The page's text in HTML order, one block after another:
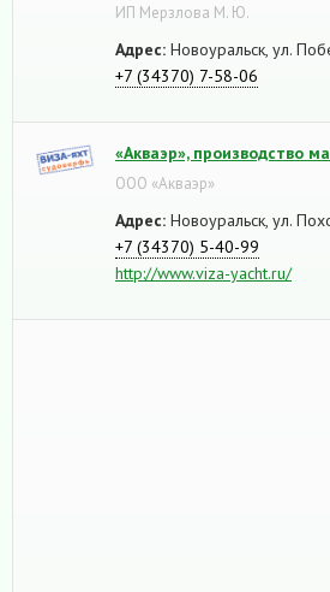
ИП Мерзлова М. Ю.
Адрес: Новоуральск, ул.
+7 (34370) 7-58-06
«Акваэр», производство
ООО «Акваэр»
Адрес: Новоуральск, ул.
+7 (34370) 5-40-99
http://www.viza-yacht.ru/